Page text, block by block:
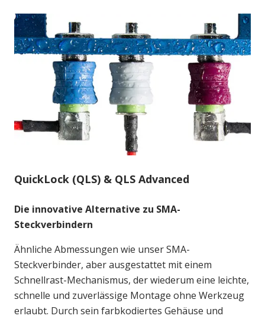
QuickLock (QLS) & QLS Advanced
Die innovative Alternative zu SMA-
Steckverbindern
Ähnliche Abmessungen wie unser SMA-
Steckverbinder, aber ausgestattet mit einem
Schnellrast-Mechanismus, der wiederum eine leichte,
schnelle und zuverlässige Montage ohne Werkzeug
erlaubt. Durch sein farbkodiertes Gehäuse und